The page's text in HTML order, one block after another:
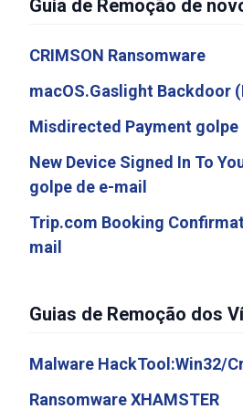
Guia de Remoção de
CRIMSON Ransomware
macOS.Gaslight Backdoor
Misdirected Payment golpe
New Device Signed In To
golpe de e-mail
Trip.com Booking
mail
Guias de Remoção dos
Malware HackTool:Win32/
Ransomware XHAMSTER